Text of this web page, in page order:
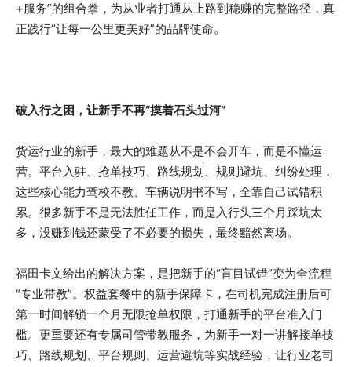
+服务”的组合拳，为从业者打通从上路到稳赚的完整路径，真
正践行“让每一公里更美好”的品牌使命。
破入行之困，让新手不再“摸着石头过河”
货运行业的新手，最大的难题从不是不会开车，而是不懂运
营。平台入驻、抢单技巧、路线规划、规则避坑、纠纷处理，
这些核心能力驾校不教、车辆说明书不写，全靠自己试错积
累。很多新手不是无法胜任工作，而是入行头三个月踩坑太
多，没赚到钱还蒙受了不必要的损失，最终黯然离场。
福田卡文给出的解决方案，是把新手的“盲目试错”变为全流程
“专业带教”。权益套餐中的新手保障卡，在司机完成注册后可
第一时间解锁一个月无限抢单权限，打通新手的平台准入门
槛。更重要还有专属司管带教服务，为新手一对一讲解接单技
巧、路线规划、平台规则、运营避坑等实战经验，让行业老司